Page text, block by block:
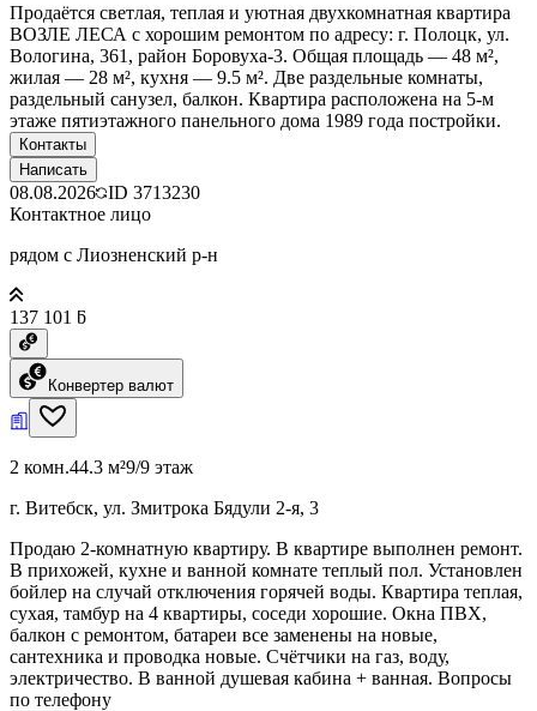
Продаётся светлая, теплая и уютная двухкомнатная квартира
ВОЗЛЕ ЛЕСА с хорошим ремонтом по адресу: г. Полоцк, ул.
Вологина, 361, район Боровуха-3. Общая площадь — 48 м²,
жилая — 28 м², кухня — 9.5 м². Две раздельные комнаты,
раздельный санузел, балкон. Квартира расположена на 5-м
этаже пятиэтажного панельного дома 1989 года постройки.
Контакты
Написать
08.08.2026 ID 3713230
Контактное лицо
рядом с Лиозненский р-н
137 101 ƃ
Конвертер валют
2 комн.44.3 м²9/9 этаж
г. Витебск, ул. Змитрока Бядули 2-я, 3
Продаю 2-комнатную квартиру. В квартире выполнен ремонт.
В прихожей, кухне и ванной комнате теплый пол. Установлен
бойлер на случай отключения горячей воды. Квартира теплая,
сухая, тамбур на 4 квартиры, соседи хорошие. Окна ПВХ,
балкон с ремонтом, батареи все заменены на новые,
сантехника и проводка новые. Счётчики на газ, воду,
электричество. В ванной душевая кабина + ванная. Вопросы
по телефону